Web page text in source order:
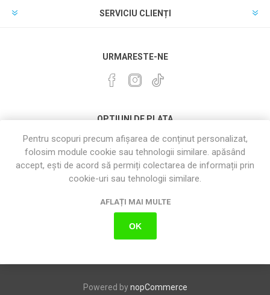
SERVICIU CLIENȚI
URMARESTE-NE
OPTIUNI DE PLATA
Powered bynopCommerce
Pentru scopuri precum afișarea de conținut personalizat,
folosim module cookie sau tehnologii similare. apăsând
accept, ești de acord să permiți colectarea de informații prin
cookie-uri sau tehnologii similare.
AFLAȚI MAI MULTE
OK